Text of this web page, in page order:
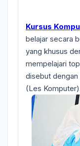
Kursus
belajar secara
yang khusus
mempelajari
disebut
(Les